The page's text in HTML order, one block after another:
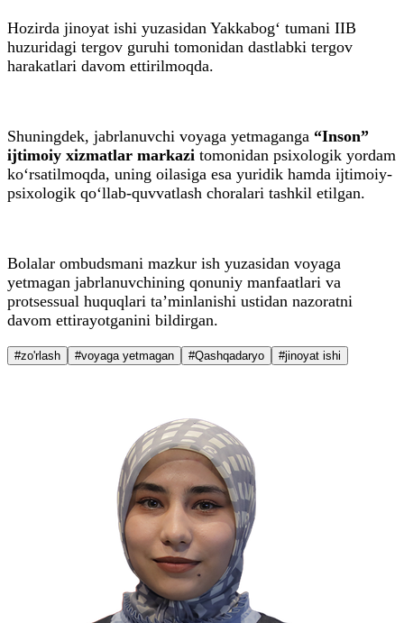
Hozirda jinoyat ishi yuzasidan Yakkabog‘ tumani IIB
huzuridagi tergov guruhi tomonidan dastlabki tergov
harakatlari davom ettirilmoqda.
Shuningdek, jabrlanuvchi voyaga yetmaganga “Inson”
ijtimoiy xizmatlar markazi tomonidan psixologik yordam
ko‘rsatilmoqda, uning oilasiga esa yuridik hamda ijtimoiy-
psixologik qo‘llab-quvvatlash choralari tashkil etilgan.
Bolalar ombudsmani mazkur ish yuzasidan voyaga
yetmagan jabrlanuvchining qonuniy manfaatlari va
protsessual huquqlari ta’minlanishi ustidan nazoratni
davom ettirayotganini bildirgan.
#zo'rlash #voyaga yetmagan #Qashqadaryo #jinoyat ishi